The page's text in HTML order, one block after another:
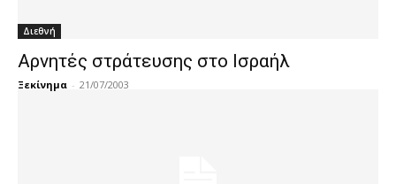
Διεθνή
Aρνητές στράτευσης στο Ισραήλ
Ξεκίνημα - 21/07/2003